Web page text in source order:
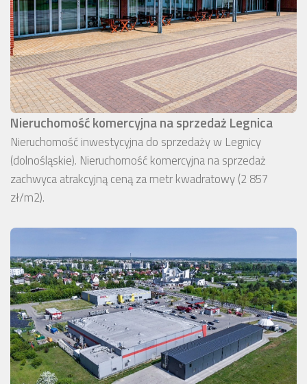
Nieruchomość komercyjna na sprzedaż Legnica
Nieruchomość inwestycyjna do sprzedaży w Legnicy
(dolnośląskie). Nieruchomość komercyjna na sprzedaż
zachwyca atrakcyjną ceną za metr kwadratowy (2 857
zł/m2).